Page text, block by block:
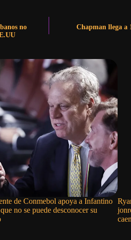
no
Chapman llega a
de Conmebol apoya a Infantino
no se puede desconocer su